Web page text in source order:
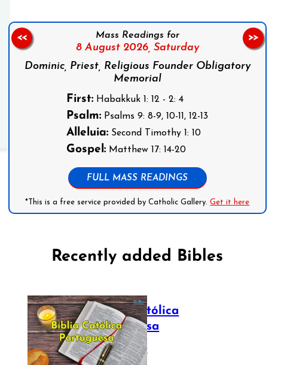
Mass Readings for
8 August 2026, Saturday
Dominic, Priest, Religious Founder Obligatory
Memorial
First: Habakkuk 1: 12 - 2: 4
Psalm: Psalms 9: 8-9, 10-11, 12-13
Alleluia: Second Timothy 1: 10
Gospel: Matthew 17: 14-20
FULL MASS READINGS
*This is a free service provided by Catholic Gallery.Get it here
<< >>
Recently added Bibles
Bíblia Católica
Portuguesa
July 16, 2025